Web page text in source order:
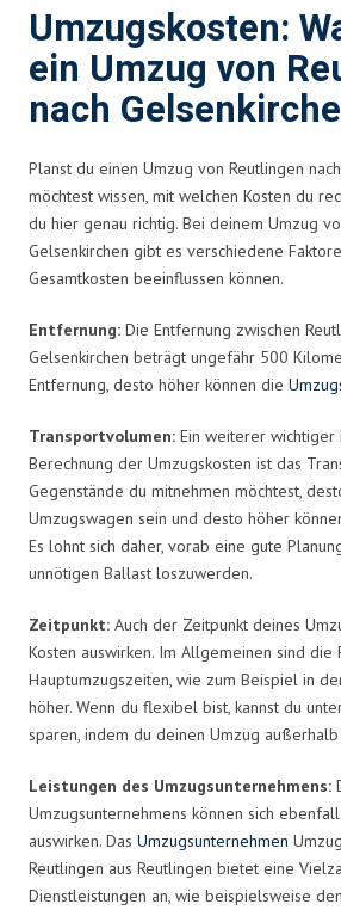
Umzugskosten:
ein Umzug von
nach
Planst du einen Umzug von Reutlingen
möchtest wissen, mit welchen Kosten du
du hier genau richtig. Bei deinem Umzug
Gelsenkirchen gibt es verschiedene
Gesamtkosten beeinflussen können.
Entfernung: Die Entfernung zwischen
Gelsenkirchen beträgt ungefähr 500
Entfernung, desto höher können die
Transportvolumen: Ein weiterer
Berechnung der Umzugskosten ist das
Gegenstände du mitnehmen möchtest,
Umzugswagen sein und desto höher
Es lohnt sich daher, vorab eine gute
unnötigen Ballast loszuwerden.
Zeitpunkt: Auch der Zeitpunkt deines
Kosten auswirken. Im Allgemeinen sind
Hauptumzugszeiten, wie zum Beispiel in
höher. Wenn du flexibel bist, kannst du
sparen, indem du deinen Umzug
Leistungen des Umzugsunternehmens:
Umzugsunternehmens können sich
auswirken. Das Umzugsunternehmen
Reutlingen aus Reutlingen bietet eine
Dienstleistungen an, wie beispielsweise